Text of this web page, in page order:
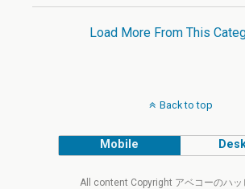
Load More From This
Back to top
Mobile
All content Copyright アベコーのハッ